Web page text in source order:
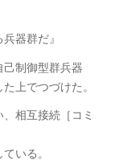
器群だ』
制御型群兵器
上でつづけた。
相互接続［コミ
いる。